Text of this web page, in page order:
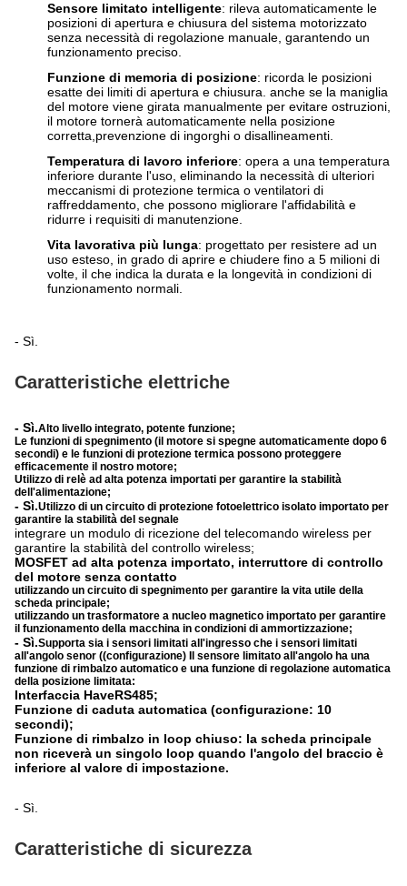
Sensore limitato intelligente: rileva automaticamente le
posizioni di apertura e chiusura del sistema motorizzato
senza necessità di regolazione manuale, garantendo un
funzionamento preciso.
Funzione di memoria di posizione: ricorda le posizioni
esatte dei limiti di apertura e chiusura. anche se la maniglia
del motore viene girata manualmente per evitare ostruzioni,
il motore tornerà automaticamente nella posizione
corretta,prevenzione di ingorghi o disallineamenti.
Temperatura di lavoro inferiore: opera a una temperatura
inferiore durante l'uso, eliminando la necessità di ulteriori
meccanismi di protezione termica o ventilatori di
raffreddamento, che possono migliorare l'affidabilità e
ridurre i requisiti di manutenzione.
Vita lavorativa più lunga: progettato per resistere ad un
uso esteso, in grado di aprire e chiudere fino a 5 milioni di
volte, il che indica la durata e la longevità in condizioni di
funzionamento normali.
- Sì.
Caratteristiche elettriche
- Sì.Alto livello integrato, potente funzione;
Le funzioni di spegnimento (il motore si spegne automaticamente dopo 6
secondi) e le funzioni di protezione termica possono proteggere
efficacemente il nostro motore;
Utilizzo di relè ad alta potenza importati per garantire la stabilità
dell'alimentazione;
- Sì.Utilizzo di un circuito di protezione fotoelettrico isolato importato per
garantire la stabilità del segnale
integrare un modulo di ricezione del telecomando wireless per
garantire la stabilità del controllo wireless;
MOSFET ad alta potenza importato, interruttore di controllo
del motore senza contatto
utilizzando un circuito di spegnimento per garantire la vita utile della
scheda principale;
utilizzando un trasformatore a nucleo magnetico importato per garantire
il funzionamento della macchina in condizioni di ammortizzazione;
- Sì.Supporta sia i sensori limitati all'ingresso che i sensori limitati
all'angolo senor ((configurazione) Il sensore limitato all'angolo ha una
funzione di rimbalzo automatico e una funzione di regolazione automatica
della posizione limitata:
Interfaccia HaveRS485;
Funzione di caduta automatica (configurazione: 10
secondi);
Funzione di rimbalzo in loop chiuso: la scheda principale
non riceverà un singolo loop quando l'angolo del braccio è
inferiore al valore di impostazione.
- Sì.
Caratteristiche di sicurezza